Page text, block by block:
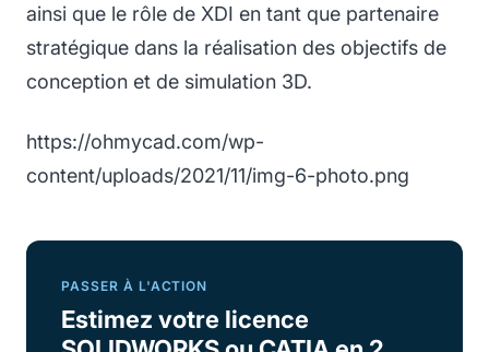
ainsi que le rôle de XDI en tant que partenaire
stratégique dans la réalisation des objectifs de
conception et de simulation 3D.
https://ohmycad.com/wp-
content/uploads/2021/11/img-6-photo.png
PASSER À L'ACTION
Estimez votre licence